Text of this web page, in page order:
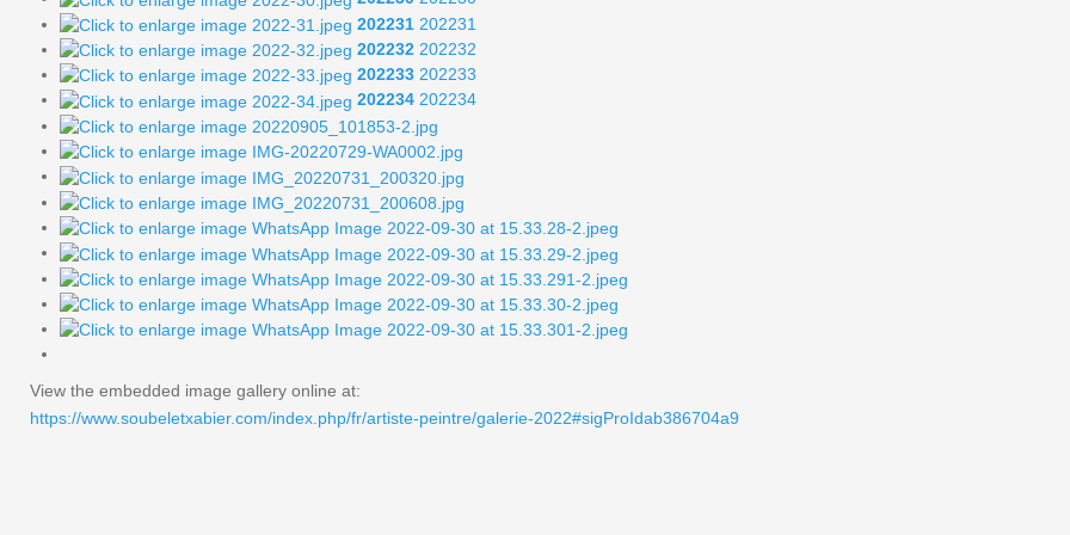
202231 202231
202232 202232
202233 202233
202234 202234
View the embedded image gallery online at:
https://www.soubeletxabier.com/index.php/fr/artiste-peintre/galerie-2022#sigProIdab386704a9